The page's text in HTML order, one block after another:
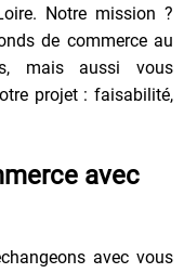
Notre mission ?
de commerce au
mais aussi vous
projet : faisabilité,
avec
avec vous